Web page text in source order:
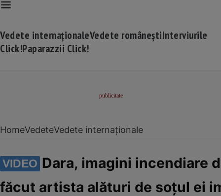
Vedete internaționaleVedete româneștiInterviurile
Click!Paparazzii Click!
HomeVedeteVedete internaționale
VIDEO Dara, imagini incendiare
făcut artista alături de soțul ei